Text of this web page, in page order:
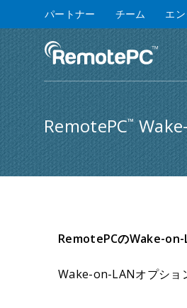
パートナー チーム エ
RemotePC™
RemotePCのWake-on-
Wake-on-LANオプショ